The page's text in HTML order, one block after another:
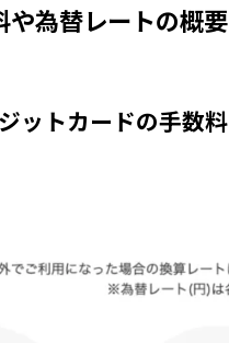
や為替レートの概要
ットカードの手数料